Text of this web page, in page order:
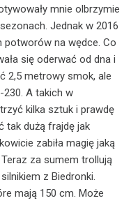
mnie olbrzymie
Jednak w 2016
potworów na wędce. Co
się oderwać od dna i
2,5 metrowy smok, ale
230. A takich w
kilka sztuk i prawdę
tak dużą frajdę jak
zabiła magię jaką
Teraz za sumem trollują
z Biedronki.
mają 150 cm. Może